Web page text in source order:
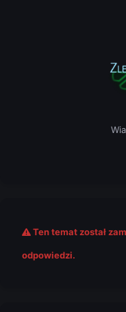
Ten temat został
odpowiedzi.